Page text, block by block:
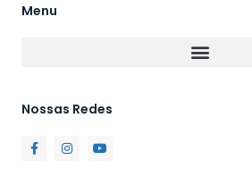
Menu
Nossas Redes